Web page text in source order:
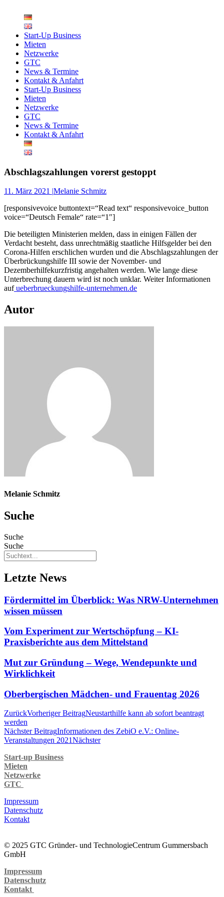
springen
Start-Up Business
Mieten
Netzwerke
GTC
News & Termine
Kontakt & Anfahrt
Start-Up Business
Mieten
Netzwerke
GTC
News & Termine
Kontakt & Anfahrt
Abschlagszahlungen vorerst gestoppt
11. März 2021 |Melanie Schmitz
[responsivevoice buttontext=“Read text“ responsivevoice_button
voice=“Deutsch Female“ rate=“1″]
Die beteiligten Ministerien melden, dass in einigen Fällen der
Verdacht besteht, dass unrechtmäßig staatliche Hilfsgelder bei den
Corona-Hilfen erschlichen wurden und die Abschlagszahlungen der
Überbrückungshilfe III sowie der November- und
Dezemberhilfekurzfristig angehalten werden. Wie lange diese
Unterbrechung dauern wird ist noch unklar. Weiter Informationen
aufueberbrueckungshilfe-unternehmen.de
Autor
Melanie Schmitz
Suche
Suche
Suche
Letzte News
Fördermittel im Überblick: Was NRW-Unternehmen
wissen müssen
Vom Experiment zur Wertschöpfung – KI-
Praxisberichte aus dem Mittelstand
Mut zur Gründung – Wege, Wendepunkte und
Wirklichkeit
Oberbergischen Mädchen- und Frauentag 2026
ZurückVorheriger BeitragNeustarthilfe kann ab sofort beantragt
werden
Nächster BeitragInformationen des ZebiO e.V.: Online-
Veranstaltungen 2021Nächster
Start-up Business
Mieten
Netzwerke
GTC
Impressum
Datenschutz
Kontakt
© 2025 GTC Gründer- und TechnologieCentrum Gummersbach
GmbH
Impressum
Datenschutz
Kontakt